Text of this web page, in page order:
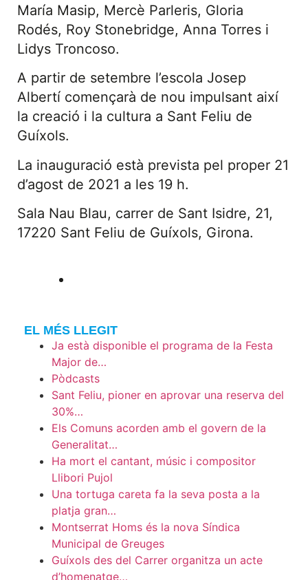
María Masip, Mercè Parleris, Gloria
Rodés, Roy Stonebridge, Anna Torres i
Lidys Troncoso.
A partir de setembre l’escola Josep
Albertí començarà de nou impulsant així
la creació i la cultura a Sant Feliu de
Guíxols.
La inauguració està prevista pel proper 21
d’agost de 2021 a les 19 h.
Sala Nau Blau, carrer de Sant Isidre, 21,
17220 Sant Feliu de Guíxols, Girona.
EL MÉS LLEGIT
Ja està disponible el programa de la Festa
Major de…
Pòdcasts
Sant Feliu, pioner en aprovar una reserva del
30%…
Els Comuns acorden amb el govern de la
Generalitat…
Ha mort el cantant, músic i compositor
Llibori Pujol
Una tortuga careta fa la seva posta a la
platja gran…
Montserrat Homs és la nova Síndica
Municipal de Greuges
Guíxols des del Carrer organitza un acte
d’homenatge…